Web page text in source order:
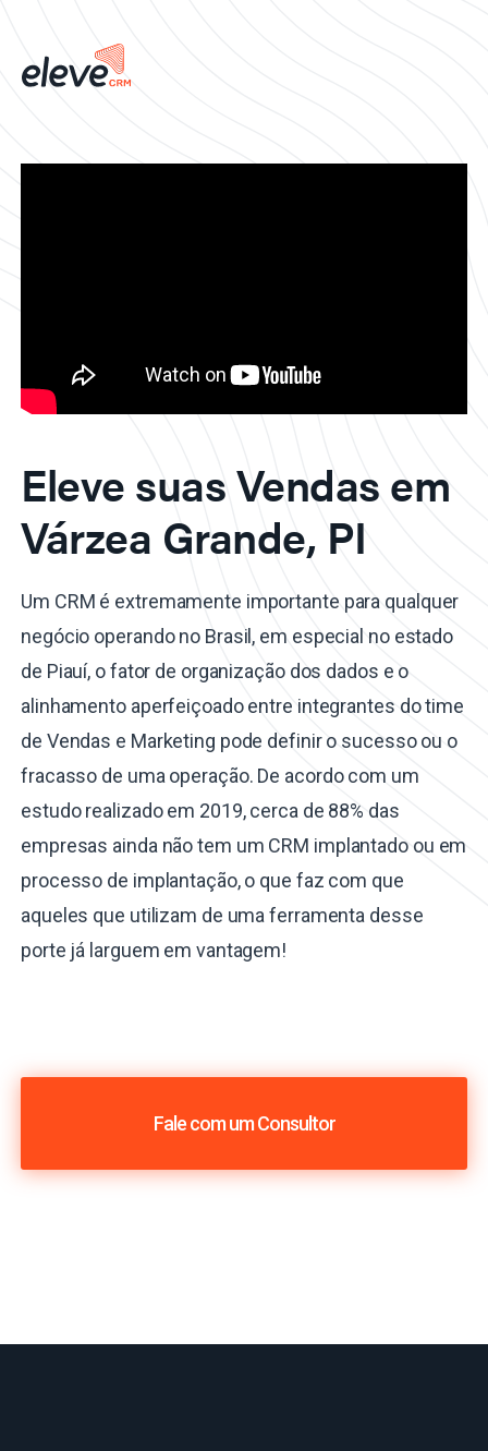
Eleve suas Vendas em
Várzea Grande, PI
Um CRM é extremamente importante para qualquer
negócio operando no Brasil, em especial no estado
de Piauí, o fator de organização dos dados e o
alinhamento aperfeiçoado entre integrantes do time
de Vendas e Marketing pode definir o sucesso ou o
fracasso de uma operação. De acordo com um
estudo realizado em 2019, cerca de 88% das
empresas ainda não tem um CRM implantado ou em
processo de implantação, o que faz com que
aqueles que utilizam de uma ferramenta desse
porte já larguem em vantagem!
Fale com um Consultor